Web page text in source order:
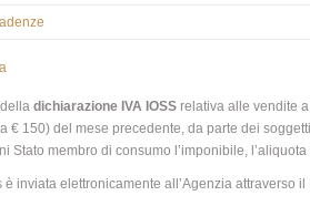
dichiarazione IVA IOSS relativa alle vendite
€ 150) del mese precedente, da parte dei
Stato membro di consumo l’imponibile,
inviata elettronicamente all’Agenzia attraverso il